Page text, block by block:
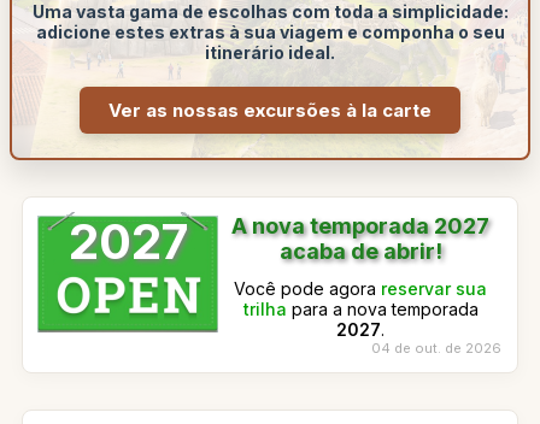
Uma vasta gama de escolhas com toda a simplicidade:
adicione estes extras à sua viagem e componha o seu
itinerário ideal.
Ver as nossas excursões à la carte
2027
A nova temporada 2027
acaba de abrir!
Você pode agora reservar sua
trilha para a nova temporada
2027.
04 de out. de 2026